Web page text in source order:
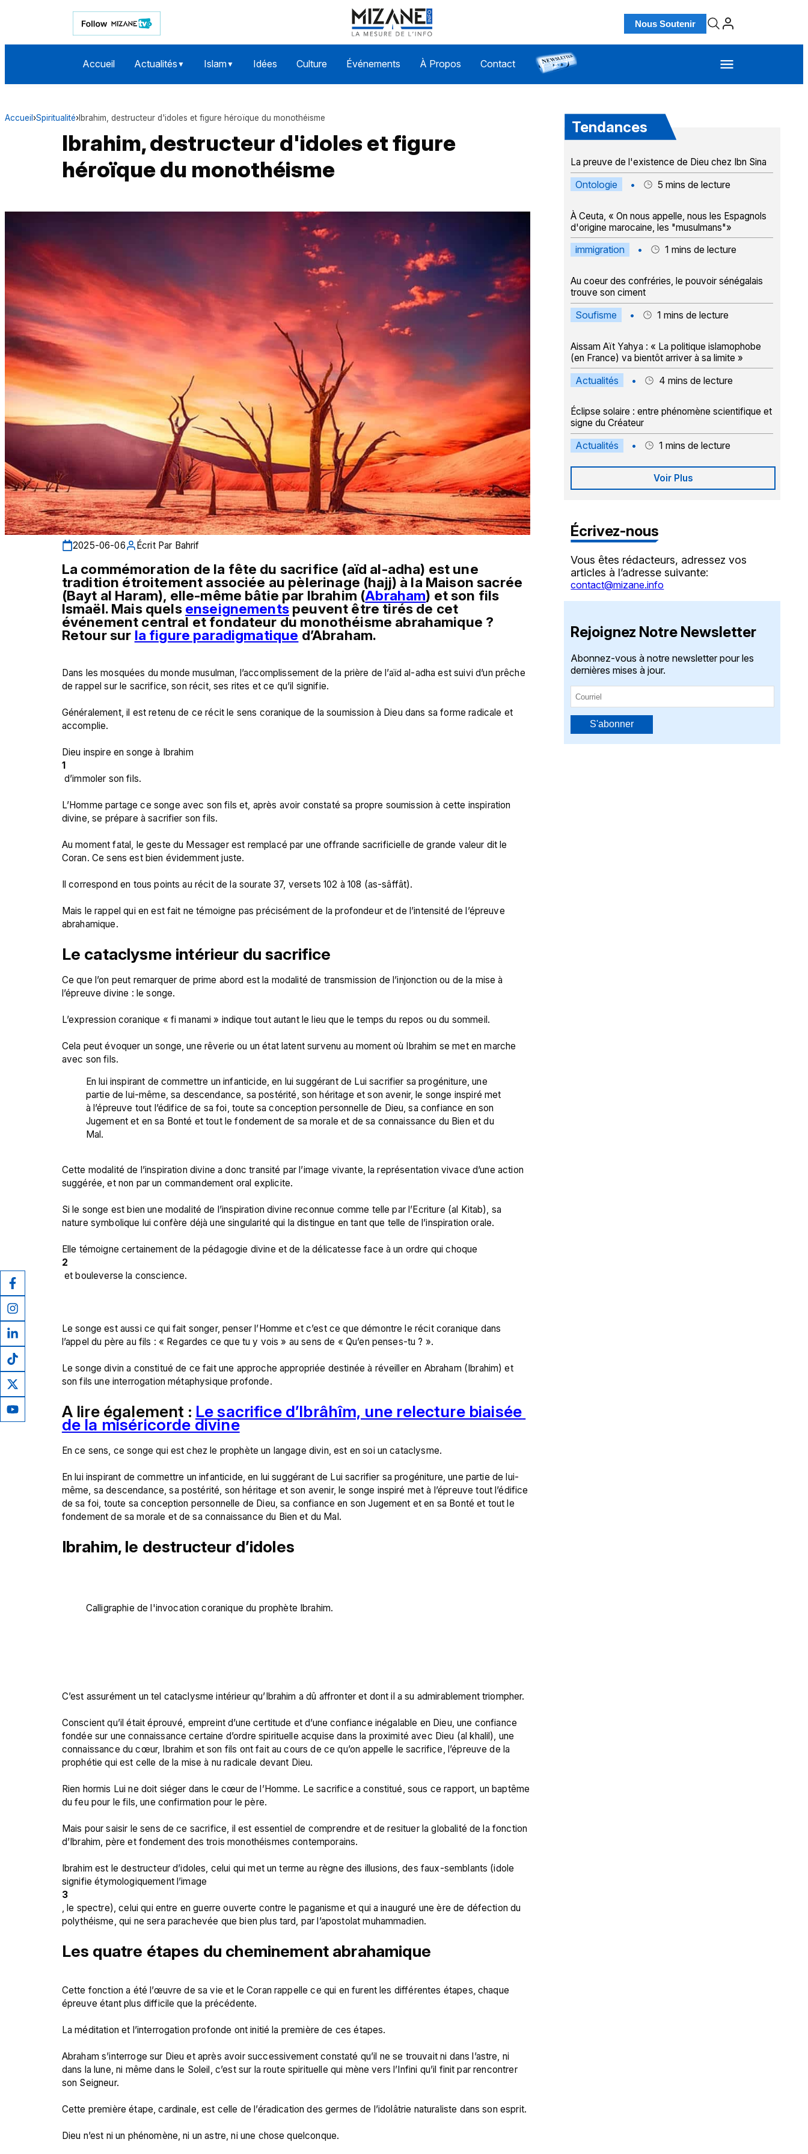
Nous Soutenir
Accueil Actualités ▼ Islam▼ Idées Culture Événements À Propos Contact
Accueil ›Spiritualité› Ibrahim, destructeur d'idoles et figure héroïque du monothéisme
Ibrahim, destructeur d'idoles et figure
héroïque du monothéisme
2025-06-06 Écrit Par Bahrif
La commémoration de la fête du sacrifice (aïd al-adha) est une
tradition étroitement associée au pèlerinage (hajj) à la Maison sacrée
(Bayt al Haram), elle-même bâtie par Ibrahim (Abraham) et son fils
Ismaël. Mais quels enseignements peuvent être tirés de cet
événement central et fondateur du monothéisme abrahamique ?
Retour sur la figure paradigmatique d’Abraham.
Dans les mosquées du monde musulman, l’accomplissement de la prière de l’aïd al-adha est suivi d’un prêche
de rappel sur le sacrifice, son récit, ses rites et ce qu’il signifie.
Généralement, il est retenu de ce récit le sens coranique de la soumission à Dieu dans sa forme radicale et
accomplie.
Dieu inspire en songe à Ibrahim
1
d’immoler son fils.
L’Homme partage ce songe avec son fils et, après avoir constaté sa propre soumission à cette inspiration
divine, se prépare à sacrifier son fils.
Au moment fatal, le geste du Messager est remplacé par une offrande sacrificielle de grande valeur dit le
Coran. Ce sens est bien évidemment juste.
Il correspond en tous points au récit de la sourate 37, versets 102 à 108 (as-sâffât).
Mais le rappel qui en est fait ne témoigne pas précisément de la profondeur et de l’intensité de l’épreuve
Le cataclysme intérieur du sacrifice
Ce que l’on peut remarquer de prime abord est la modalité de transmission de l’injonction ou de la mise à
l’épreuve divine : le songe.
L’expression coranique « fi manami » indique tout autant le lieu que le temps du repos ou du sommeil.
Cela peut évoquer un songe, une rêverie ou un état latent survenu au moment où Ibrahim se met en marche
En lui inspirant de commettre un infanticide, en lui suggérant de Lui sacrifier sa progéniture, une
partie de lui-même, sa descendance, sa postérité, son héritage et son avenir, le songe inspiré met
à l’épreuve tout l’édifice de sa foi, toute sa conception personnelle de Dieu, sa confiance en son
Jugement et en sa Bonté et tout le fondement de sa morale et de sa connaissance du Bien et du
Mal.
Cette modalité de l’inspiration divine a donc transité par l’image vivante, la représentation vivace d’une action
suggérée, et non par un commandement oral explicite.
Si le songe est bien une modalité de l’inspiration divine reconnue comme telle par l’Ecriture (al Kitab), sa
nature symbolique lui confère déjà une singularité qui la distingue en tant que telle de l’inspiration orale.
Elle témoigne certainement de la pédagogie divine et de la délicatesse face à un ordre qui choque
2
et bouleverse la conscience.
Le songe est aussi ce qui fait songer, penser l’Homme et c’est ce que démontre le récit coranique dans
l’appel du père au fils : « Regardes ce que tu y vois » au sens de « Qu’en penses-tu ? ».
Le songe divin a constitué de ce fait une approche appropriée destinée à réveiller en Abraham (Ibrahim) et
A lire également : Le sacrifice d’Ibrâhîm, une relecture biaisée
de la miséricorde divine
En ce sens, ce songe qui est chez le prophète un langage divin, est en soi un cataclysme.
En lui inspirant de commettre un infanticide, en lui suggérant de Lui sacrifier sa progéniture, une partie de lui-
même, sa descendance, sa postérité, son héritage et son avenir, le songe inspiré met à l’épreuve tout l’édifice
de sa foi, toute sa conception personnelle de Dieu, sa confiance en son Jugement et en sa Bonté et tout le
Ibrahim, le destructeur d’idoles
Calligraphie de l'invocation coranique du prophète Ibrahim.
C’est assurément un tel cataclysme intérieur qu’Ibrahim a dû affronter et dont il a su admirablement triompher.
Conscient qu’il était éprouvé, empreint d’une certitude et d’une confiance inégalable en Dieu, une confiance
fondée sur une connaissance certaine d’ordre spirituelle acquise dans la proximité avec Dieu (al khalil), une
connaissance du cœur, Ibrahim et son fils ont fait au cours de ce qu’on appelle le sacrifice, l’épreuve de la
prophétie qui est celle de la mise à nu radicale devant Dieu.
Rien hormis Lui ne doit siéger dans le cœur de l’Homme. Le sacrifice a constitué, sous ce rapport, un baptême
du feu pour le fils, une confirmation pour le père.
Mais pour saisir le sens de ce sacrifice, il est essentiel de comprendre et de resituer la globalité de la fonction
d’Ibrahim, père et fondement des trois monothéismes contemporains.
Ibrahim est le destructeur d’idoles, celui qui met un terme au règne des illusions, des faux-semblants (idole
signifie étymologiquement l’image
3
, le spectre), celui qui entre en guerre ouverte contre le paganisme et qui a inauguré une ère de défection du
Les quatre étapes du cheminement abrahamique
Cette fonction a été l’œuvre de sa vie et le Coran rappelle ce qui en furent les différentes étapes, chaque
épreuve étant plus difficile que la précédente.
La méditation et l’interrogation profonde ont initié la première de ces étapes.
Abraham s’interroge sur Dieu et après avoir successivement constaté qu’il ne se trouvait ni dans l’astre, ni
dans la lune, ni même dans le Soleil, c’est sur la route spirituelle qui mène vers l’Infini qu’il finit par rencontrer
son Seigneur.
Cette première étape, cardinale, est celle de l’éradication des germes de l’idolâtrie naturaliste dans son esprit.
Dieu n’est ni un phénomène, ni un astre, ni une chose quelconque.
Tendances
La preuve de l'existence de Dieu chez Ibn Sina
Ontologie • 5 mins de lecture
À Ceuta, « On nous appelle, nous les Espagnols
d'origine marocaine, les "musulmans"»
immigration • 1 mins de lecture
Au coeur des confréries, le pouvoir sénégalais
trouve son ciment
Soufisme • 1 mins de lecture
Aissam Aït Yahya : « La politique islamophobe
(en France) va bientôt arriver à sa limite »
Actualités • 4 mins de lecture
Éclipse solaire : entre phénomène scientifique et
signe du Créateur
Actualités • 1 mins de lecture
Voir Plus
Écrivez-nous
Vous êtes rédacteurs, adressez vos
articles à l’adresse suivante:
contact@mizane.info
Rejoignez Notre Newsletter
Abonnez-vous à notre newsletter pour les
dernières mises à jour.
S'abonner